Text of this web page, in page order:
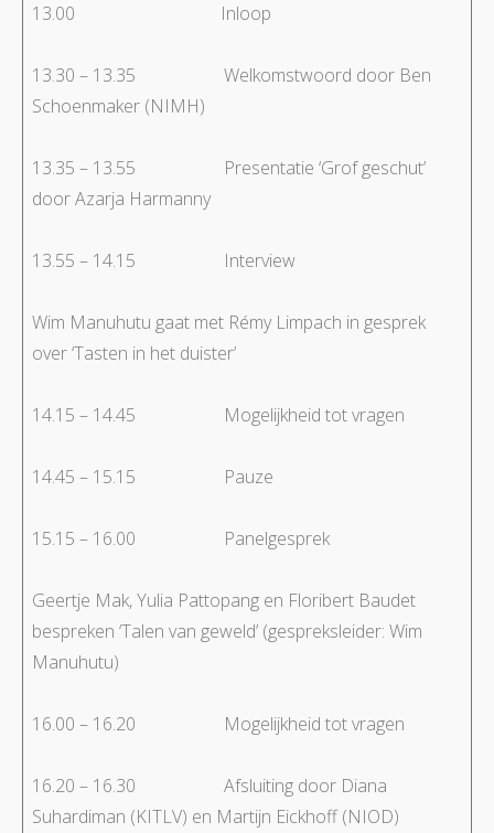
13.00 Inloop
13.30 – 13.35 Welkomstwoord door Ben
Schoenmaker (NIMH)
13.35 – 13.55 Presentatie ‘Grof geschut’
door Azarja Harmanny
13.55 – 14.15 Interview
Wim Manuhutu gaat met Rémy Limpach in gesprek
over ‘Tasten in het duister’
14.15 – 14.45 Mogelijkheid tot vragen
14.45 – 15.15 Pauze
15.15 – 16.00 Panelgesprek
Geertje Mak, Yulia Pattopang en Floribert Baudet
bespreken ‘Talen van geweld’ (gespreksleider: Wim
Manuhutu)
16.00 – 16.20 Mogelijkheid tot vragen
16.20 – 16.30 Afsluiting door Diana
Suhardiman (KITLV) en Martijn Eickhoff (NIOD)